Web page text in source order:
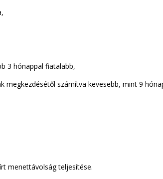
3 hónappal fiatalabb,
megkezdésétől számítva kevesebb, mint 9
menettávolság teljesítése.